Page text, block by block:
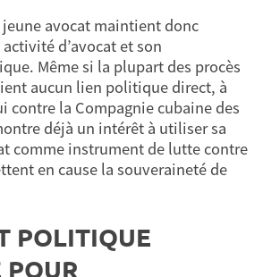
avocat maintient donc
d’avocat et son
Même si la plupart des procès
aucun lien politique direct, à
contre la Compagnie cubaine des
déjà un intérêt à utiliser sa
comme instrument de lutte contre
en cause la souveraineté de
POLITIQUE
POUR